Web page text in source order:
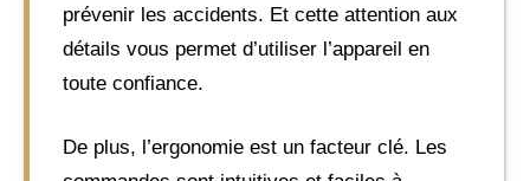
prévenir les accidents. Et cette attention aux
détails vous permet d’utiliser l’appareil en
toute confiance.
De plus, l’ergonomie est un facteur clé. Les